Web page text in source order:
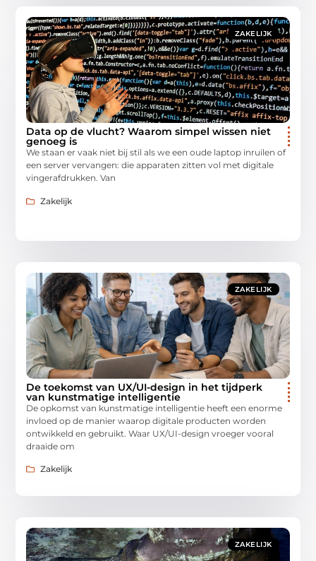
ZAKELIJK
Data op de vlucht? Waarom simpel wissen niet
genoeg is
We staan er vaak niet bij stil als we een oude laptop inruilen of
een server vervangen: die apparaten zitten vol met digitale
vingerafdrukken. Van
Zakelijk
ZAKELIJK
De toekomst van UX/UI-design in het tijdperk
van kunstmatige intelligentie
De opkomst van kunstmatige intelligentie heeft een enorme
invloed op de manier waarop digitale producten worden
ontwikkeld en gebruikt. Waar UX/UI-design vroeger vooral
draaide om
Zakelijk
ZAKELIJK